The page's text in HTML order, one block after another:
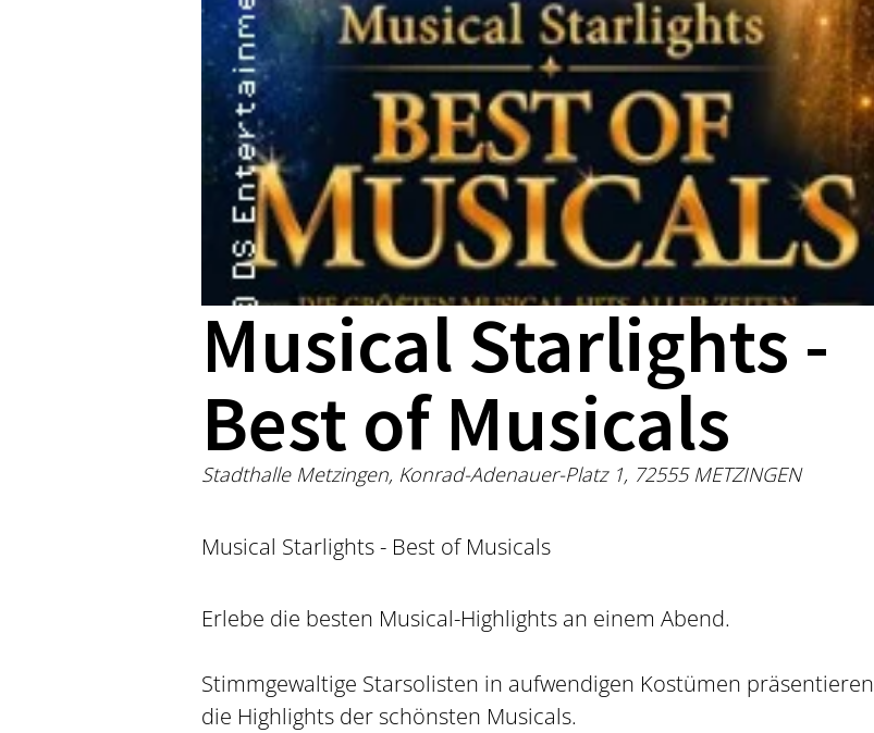
Musical Starlights -
Best of Musicals
Stadthalle Metzingen, Konrad-Adenauer-Platz 1, 72555 METZINGEN
Musical Starlights - Best of Musicals
Erlebe die besten Musical-Highlights an einem Abend.
Stimmgewaltige Starsolisten in aufwendigen Kostümen präsentieren
die Highlights der schönsten Musicals.